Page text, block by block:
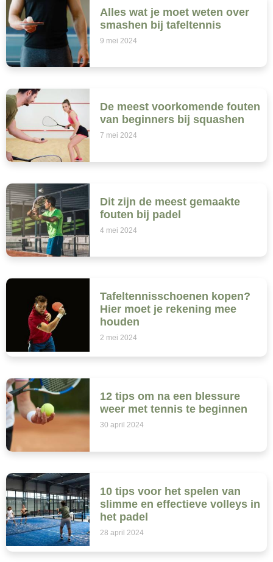
Alles wat je moet weten over
smashen bij tafeltennis
9 mei 2024
De meest voorkomende fouten
van beginners bij squashen
7 mei 2024
Dit zijn de meest gemaakte
fouten bij padel
4 mei 2024
Tafeltennisschoenen kopen?
Hier moet je rekening mee
houden
2 mei 2024
12 tips om na een blessure
weer met tennis te beginnen
30 april 2024
10 tips voor het spelen van
slimme en effectieve volleys in
het padel
28 april 2024